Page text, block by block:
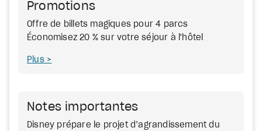
Promotions
Offre de billets magiques pour 4 parcs
Économisez 20 % sur votre séjour à l'hôtel
Plus
Notes importantes
Disney prépare le projet d’agrandissement du